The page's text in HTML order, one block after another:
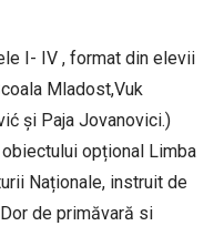
I- IV , format din elevii
Mladost,Vuk
și Paja Jovanovici.)
opțional Limba
Naționale, instruit de
de primăvară si